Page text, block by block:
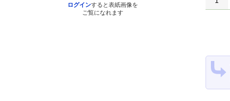
ログインすると表紙画像を
ご覧になれます